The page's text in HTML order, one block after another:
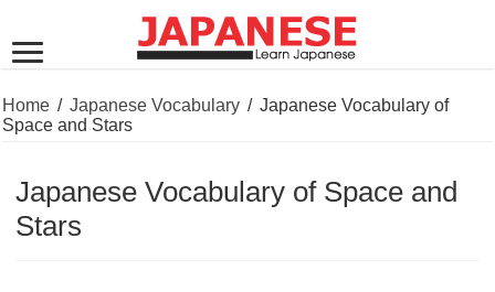
Home / Japanese Vocabulary / Japanese Vocabulary of
Space and Stars
Japanese Vocabulary of Space and
Stars